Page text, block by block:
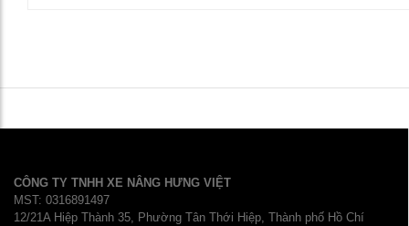
CÔNG TY TNHH XE NÂNG HƯNG VIỆT
MST: 0316891497
12/21A Hiệp Thành 35, Phường Tân Thới Hiệp, Thành phố Hồ Chí